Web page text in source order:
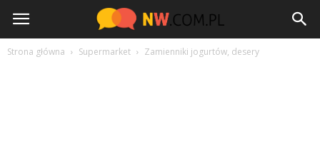
NW.com.pl
Strona główna Supermarket Zamienniki jogurtów, desery